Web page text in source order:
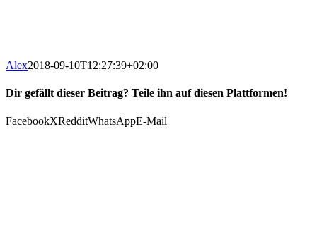
Alex2018-09-10T12:27:39+02:00
Dir gefällt dieser Beitrag? Teile ihn auf diesen Plattformen!
FacebookXRedditWhatsAppE-Mail